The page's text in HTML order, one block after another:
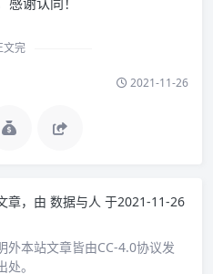
文完
2021-11-26
章，由 数据与人 于2021-11-26
外本站文章皆由CC-4.0协议发
。